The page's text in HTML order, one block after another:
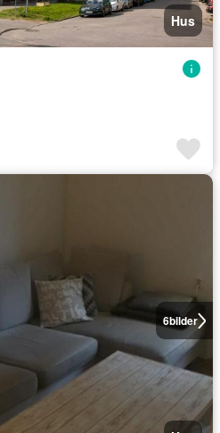
Hus
6bilder